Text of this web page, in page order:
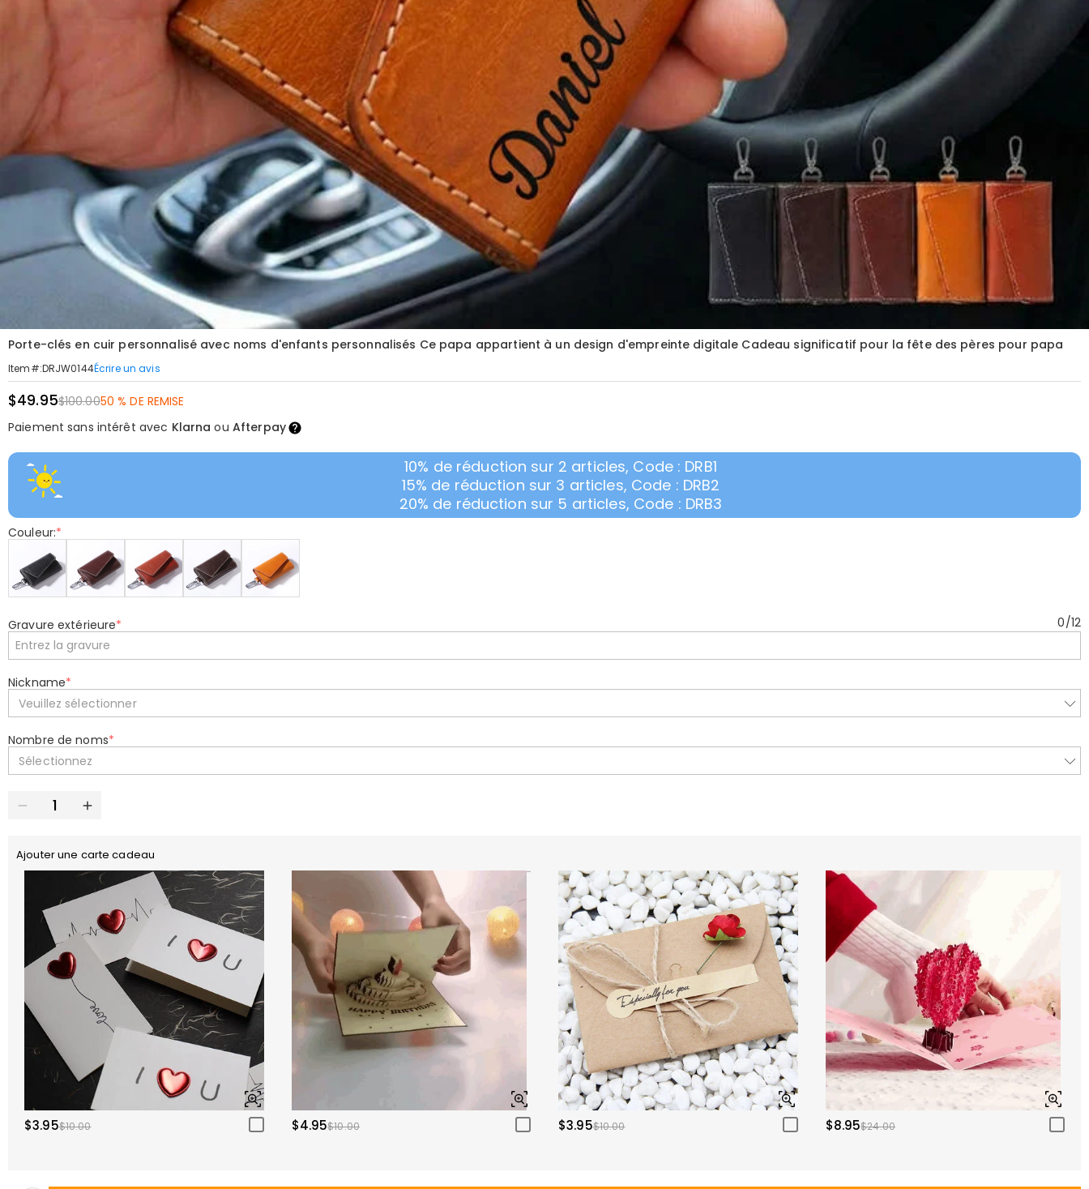
Porte-clés en cuir personnalisé avec noms d'enfants personnalisés Ce papa appartient à un design d'empreinte digitale Cadeau significatif pour la fête des pères pour papa
Item#:DRJW0144Écrire un avis
$49.95$100.0050 % DE REMISE
Paiement sans intérêt avec Klarna ou Afterpay
10% de réduction sur 2 articles, Code : DRB1
15% de réduction sur 3 articles, Code : DRB2
20% de réduction sur 5 articles, Code : DRB3
Couleur:*
Gravure extérieure* 0/12
Nickname*
Veuillez sélectionner
Nombre de noms*
Sélectionnez
Ajouter une carte cadeau
$3.95$10.00 $4.95$10.00 $3.95$10.00 $8.95$24.00